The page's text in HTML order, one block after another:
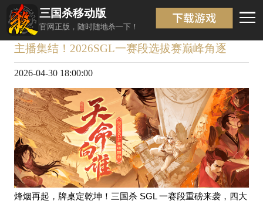
三国杀移动版
官网正版，随时随地杀一下！
返回
主播集结！2026SGL一赛段选拔赛巅峰角逐
2026-04-30 18:00:00
烽烟再起，牌桌定乾坤！三国杀 SGL 一赛段重磅来袭，四大